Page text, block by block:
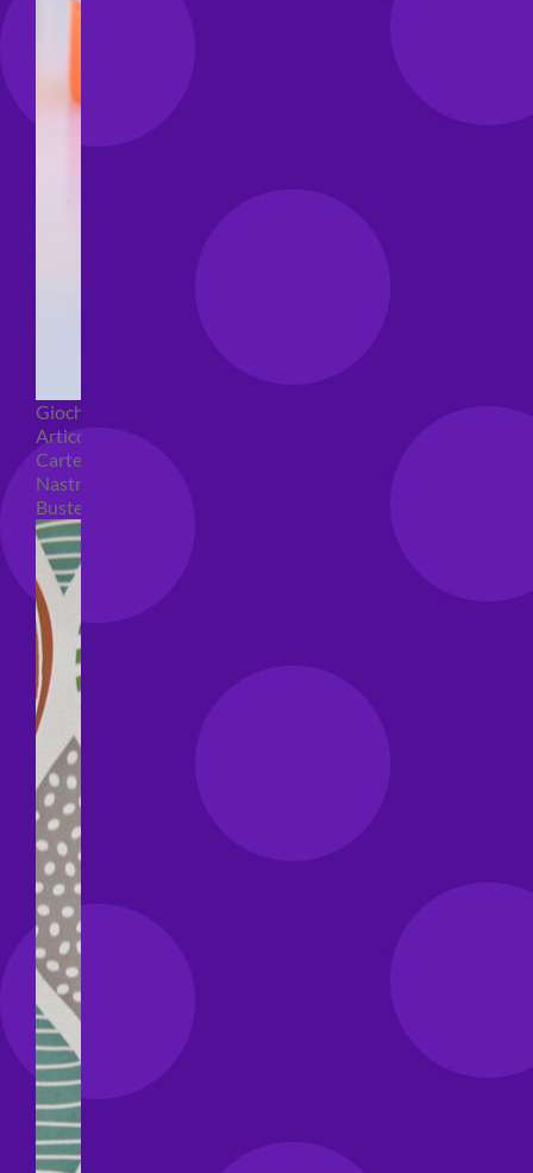
Giochi pirici
Articoli per confezioni regalo
Carte regalo
Nastri e coccarde
Buste regalo